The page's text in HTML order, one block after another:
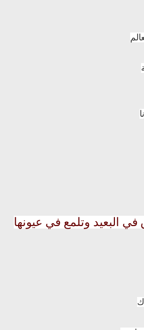
البعيد وتلمع في عيونها